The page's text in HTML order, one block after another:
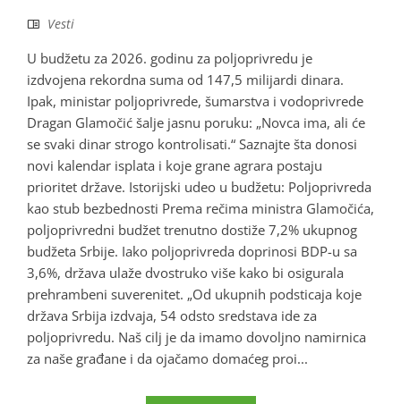
Vesti
U budžetu za 2026. godinu za poljoprivredu je
izdvojena rekordna suma od 147,5 milijardi dinara.
Ipak, ministar poljoprivrede, šumarstva i vodoprivrede
Dragan Glamočić šalje jasnu poruku: „Novca ima, ali će
se svaki dinar strogo kontrolisati.“ Saznajte šta donosi
novi kalendar isplata i koje grane agrara postaju
prioritet države. Istorijski udeo u budžetu: Poljoprivreda
kao stub bezbednosti Prema rečima ministra Glamočića,
poljoprivredni budžet trenutno dostiže 7,2% ukupnog
budžeta Srbije. Iako poljoprivreda doprinosi BDP-u sa
3,6%, država ulaže dvostruko više kako bi osigurala
prehrambeni suverenitet. „Od ukupnih podsticaja koje
država Srbija izdvaja, 54 odsto sredstava ide za
poljoprivredu. Naš cilj je da imamo dovoljno namirnica
za naše građane i da ojačamo domaćeg proi...